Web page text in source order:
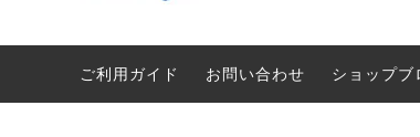
シックハウス症候群と消臭対策1
ご利用ガイド お問い合わせ ショップブ